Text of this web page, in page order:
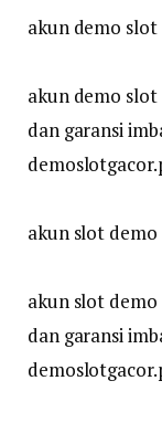
akun demo
akun demo
dan garansi
akun slot
akun slot
dan garansi